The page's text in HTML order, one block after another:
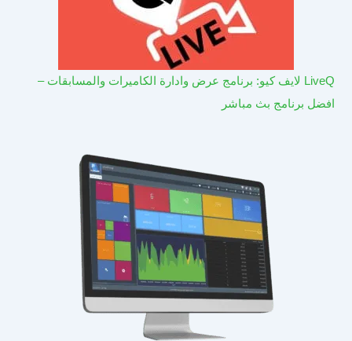
LiveQ لايف كيو: برنامج عرض وادارة الكاميرات والمسابقات –
افضل برنامج بث مباشر